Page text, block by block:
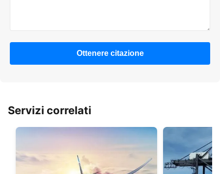
Ottenere citazione
Servizi correlati